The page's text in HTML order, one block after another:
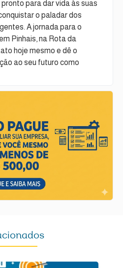
para dar vida às suas
o paladar dos
A jornada para o
Pinhais, na Rota da
hoje mesmo e dê o
ao seu futuro como